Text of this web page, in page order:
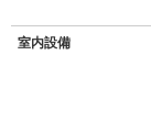
室内設備